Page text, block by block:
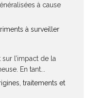
à cause
à surveiller
l’impact de la
En tant...
traitements et